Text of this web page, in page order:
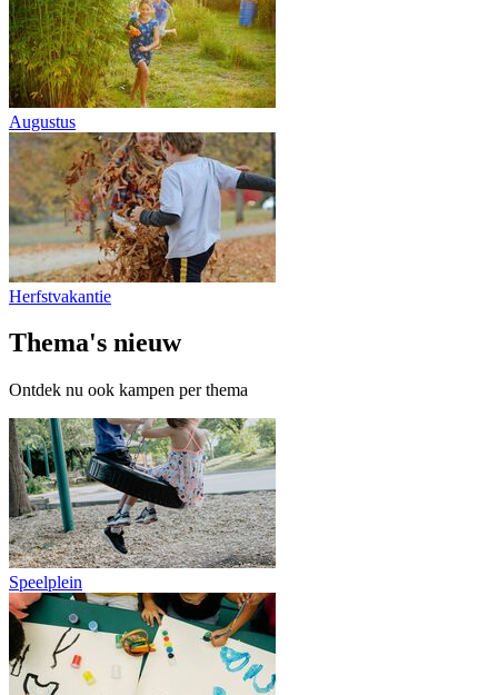
Augustus
Herfstvakantie
Thema's nieuw
Ontdek nu ook kampen per thema
Speelplein